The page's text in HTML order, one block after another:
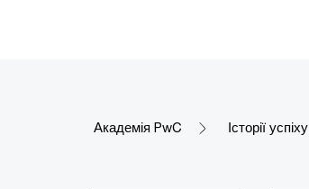
Академія PwC Історії успіху